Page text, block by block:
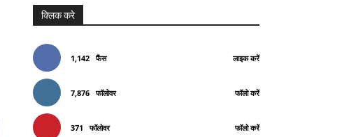
क्लिक करे
1,142 फैंस लाइक करें
7,876 फॉलोवर फॉलो करें
371 फॉलोवर फॉलो करें